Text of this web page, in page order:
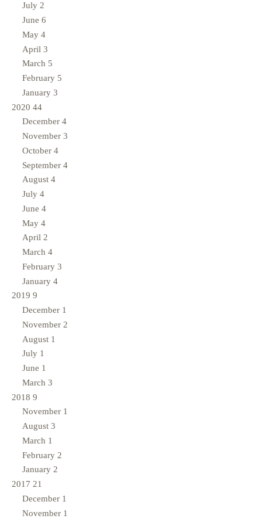
July 2
June 6
May 4
April 3
March 5
February 5
January 3
2020 44
December 4
November 3
October 4
September 4
August 4
July 4
June 4
May 4
April 2
March 4
February 3
January 4
2019 9
December 1
November 2
August 1
July 1
June 1
March 3
2018 9
November 1
August 3
March 1
February 2
January 2
2017 21
December 1
November 1